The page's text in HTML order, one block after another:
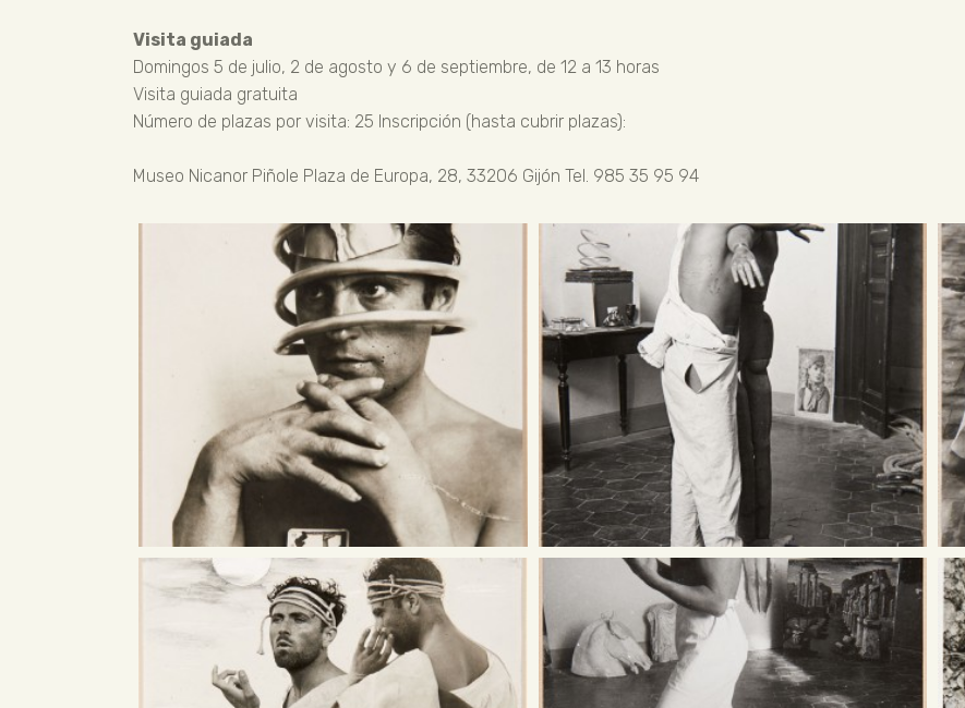
Visita guiada
Domingos 5 de julio, 2 de agosto y 6 de septiembre, de 12 a 13 horas
Visita guiada gratuita
Número de plazas por visita: 25 Inscripción (hasta cubrir plazas):
Museo Nicanor Piñole Plaza de Europa, 28, 33206 Gijón Tel. 985 35 95 94